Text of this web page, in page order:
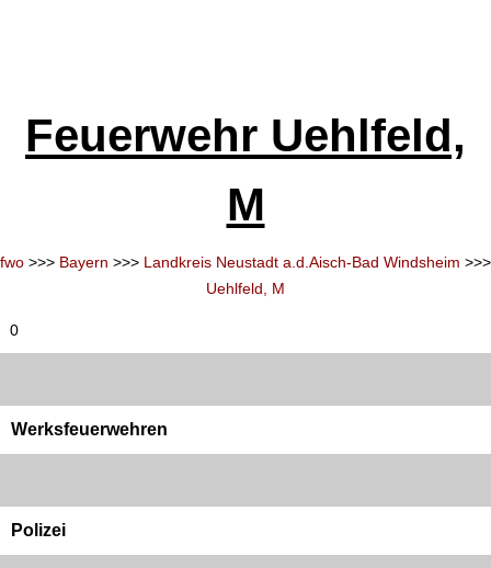
Feuerwehr Uehlfeld,
M
fwo >>> Bayern >>> Landkreis Neustadt a.d.Aisch-Bad Windsheim >>>
Uehlfeld, M
0
Werksfeuerwehren
Polizei